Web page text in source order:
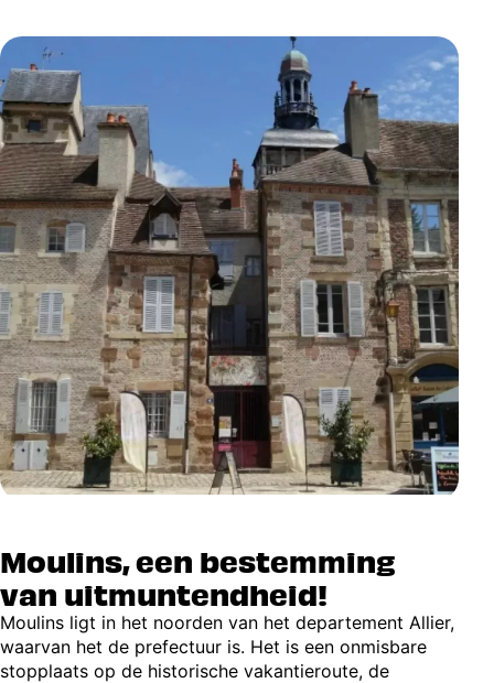
Moulins, een bestemming
van uitmuntendheid!
Moulins ligt in het noorden van het departement Allier,
waarvan het de prefectuur is. Het is een onmisbare
stopplaats op de historische vakantieroute, de